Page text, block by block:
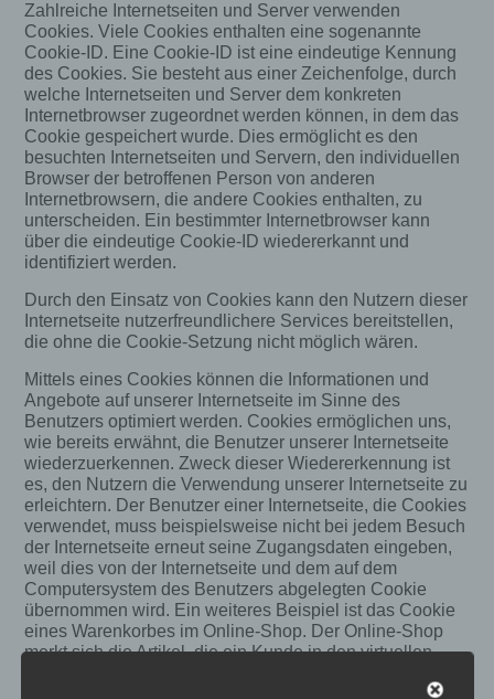
Zahlreiche Internetseiten und Server verwenden
Cookies. Viele Cookies enthalten eine sogenannte
Cookie-ID. Eine Cookie-ID ist eine eindeutige Kennung
des Cookies. Sie besteht aus einer Zeichenfolge, durch
welche Internetseiten und Server dem konkreten
Internetbrowser zugeordnet werden können, in dem das
Cookie gespeichert wurde. Dies ermöglicht es den
besuchten Internetseiten und Servern, den individuellen
Browser der betroffenen Person von anderen
Internetbrowsern, die andere Cookies enthalten, zu
unterscheiden. Ein bestimmter Internetbrowser kann
über die eindeutige Cookie-ID wiedererkannt und
identifiziert werden.
Durch den Einsatz von Cookies kann den Nutzern dieser
Internetseite nutzerfreundlichere Services bereitstellen,
die ohne die Cookie-Setzung nicht möglich wären.
Mittels eines Cookies können die Informationen und
Angebote auf unserer Internetseite im Sinne des
Benutzers optimiert werden. Cookies ermöglichen uns,
wie bereits erwähnt, die Benutzer unserer Internetseite
wiederzuerkennen. Zweck dieser Wiedererkennung ist
es, den Nutzern die Verwendung unserer Internetseite zu
erleichtern. Der Benutzer einer Internetseite, die Cookies
verwendet, muss beispielsweise nicht bei jedem Besuch
der Internetseite erneut seine Zugangsdaten eingeben,
weil dies von der Internetseite und dem auf dem
Computersystem des Benutzers abgelegten Cookie
übernommen wird. Ein weiteres Beispiel ist das Cookie
eines Warenkorbes im Online-Shop. Der Online-Shop
merkt sich die Artikel, die ein Kunde in den virtuellen